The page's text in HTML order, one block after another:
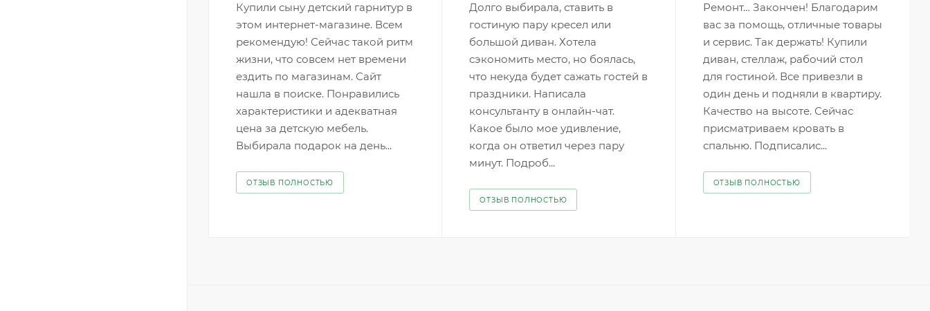
Купили сыну детский гарнитур в
этом интернет-магазине. Всем
рекомендую! Сейчас такой ритм
жизни, что совсем нет времени
ездить по магазинам. Сайт
нашла в поиске. Понравились
характеристики и адекватная
цена за детскую мебель.
Выбирала подарок на день...
ОТЗЫВ ПОЛНОСТЬЮ
Долго выбирала, ставить в
гостиную пару кресел или
большой диван. Хотела
сэкономить место, но боялась,
что некуда будет сажать гостей в
праздники. Написала
консультанту в онлайн-чат.
Какое было мое удивление,
когда он ответил через пару
минут. Подроб...
ОТЗЫВ ПОЛНОСТЬЮ
Ремонт… Закончен! Благодарим
вас за помощь, отличные товары
и сервис. Так держать! Купили
диван, стеллаж, рабочий стол
для гостиной. Все привезли в
один день и подняли в квартиру.
Качество на высоте. Сейчас
присматриваем кровать в
спальню. Подписалис...
ОТЗЫВ ПОЛНОСТЬЮ